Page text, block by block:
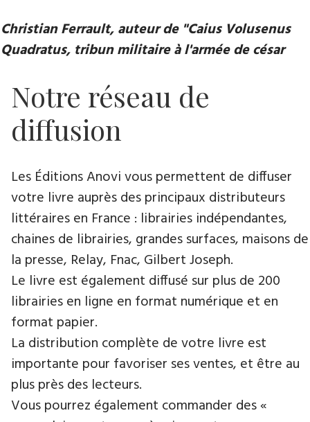
Christian Ferrault, auteur de "Caius Volusenus
Quadratus, tribun militaire à l'armée de césar
Notre réseau de
diffusion
Les Éditions Anovi vous permettent de diffuser
votre livre auprès des principaux distributeurs
littéraires en France : librairies indépendantes,
chaines de librairies, grandes surfaces, maisons de
la presse, Relay, Fnac, Gilbert Joseph.
Le livre est également diffusé sur plus de 200
librairies en ligne en format numérique et en
format papier.
La distribution complète de votre livre est
importante pour favoriser ses ventes, et être au
plus près des lecteurs.
Vous pourrez également commander des «